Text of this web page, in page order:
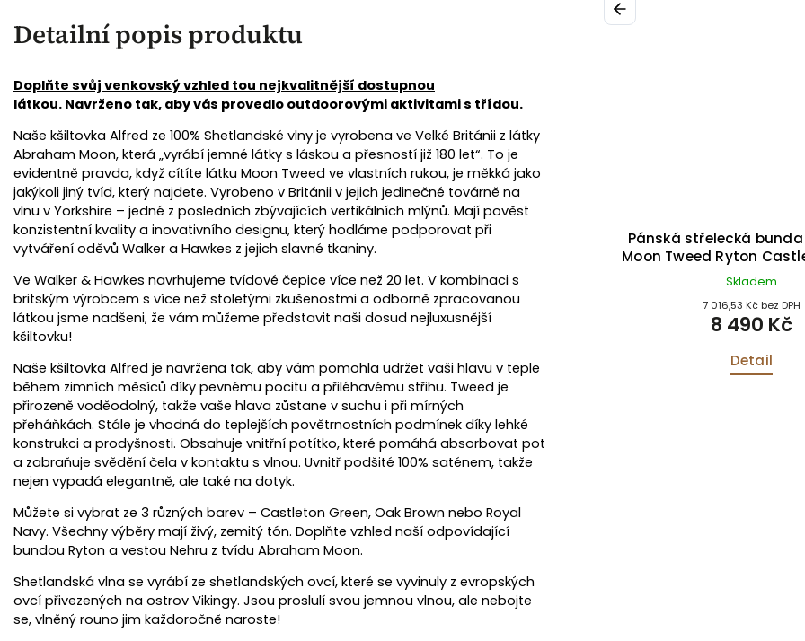
Detailní popis produktu
Doplňte svůj venkovský vzhled tou nejkvalitnější dostupnou
látkou. Navrženo tak, aby vás provedlo outdoorovými aktivitami s třídou.
Naše kšiltovka Alfred ze 100% Shetlandské vlny je vyrobena ve Velké Británii z látky
Abraham Moon, která „vyrábí jemné látky s láskou a přesností již 180 let“. To je
evidentně pravda, když cítíte látku Moon Tweed ve vlastních rukou, je měkká jako
jakýkoli jiný tvíd, který najdete. Vyrobeno v Británii v jejich jedinečné továrně na
vlnu v Yorkshire – jedné z posledních zbývajících vertikálních mlýnů. Mají pověst
konzistentní kvality a inovativního designu, který hodláme podporovat při
vytváření oděvů Walker a Hawkes z jejich slavné tkaniny.
Ve Walker & Hawkes navrhujeme tvídové čepice více než 20 let. V kombinaci s
britským výrobcem s více než stoletými zkušenostmi a odborně zpracovanou
látkou jsme nadšeni, že vám můžeme představit naši dosud nejluxusnější
kšiltovku!
Naše kšiltovka Alfred je navržena tak, aby vám pomohla udržet vaši hlavu v teple
během zimních měsíců díky pevnému pocitu a přiléhavému střihu. Tweed je
přirozeně voděodolný, takže vaše hlava zůstane v suchu i při mírných
přeháňkách. Stále je vhodná do teplejších povětrnostních podmínek díky lehké
konstrukci a prodyšnosti. Obsahuje vnitřní potítko, které pomáhá absorbovat pot
a zabraňuje svědění čela v kontaktu s vlnou. Uvnitř podšité 100% saténem, ​​takže
nejen vypadá elegantně, ale také na dotyk.
Můžete si vybrat ze 3 různých barev – Castleton Green, Oak Brown nebo Royal
Navy. Všechny výběry mají živý, zemitý tón. Doplňte vzhled naší odpovídající
bundou Ryton a vestou Nehru z tvídu Abraham Moon.
Shetlandská vlna se vyrábí ze shetlandských ovcí, které se vyvinuly z evropských
ovcí přivezených na ostrov Vikingy. Jsou proslulí svou jemnou vlnou, ale nebojte
se, vlněný rouno jim každoročně naroste!
Previous
Pánská vesta Abraham Moon Tweed
Nehru Castleton Green
Skladem
4 041,32 Kč bez DPH
4 890 Kč
Detail
Pánská střelecká
Moon Tweed Ryton
Skladem
7 016,53 Kč bez DPH
8 490 Kč
Detail